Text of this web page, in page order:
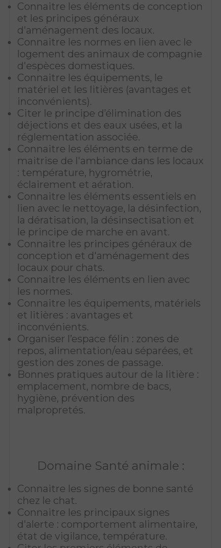
Connaitre les éléments de conception
et les principes généraux
d'aménagement des locaux.
Connaitre les normes en lien avec le
logement des animaux de compagnie
d'espèces domestiques.
Connaitre les équipements, le
matériel et les litières (avantages et
inconvénients).
Citer le principe d’élimination des
déjections et des eaux usées, et la
réglementation associée.
Connaitre les éléments en terme de
maitrise de l'ambiance dans les locaux
: température, hygrométrie,
éclairement et aération.
Connaitre les éléments essentiels en
lien avec le nettoyage, la désinfection,
la dératisation, la désinsectisation et
le principe de marche en avant.
Connaitre les principes généraux de
conception et d'aménagement des
locaux pour chats.
Connaitre les éléments en lien avec
les normes.
Connaitre les équipements, matériels
et litières : avantages et
inconvénients.
Organiser l’espace félin : zones de
repos, alimentation/eau séparées, et
gestion des zones de passage.
Bonnes pratiques autour de la litière :
emplacement, nombre de bacs,
hygiène, prévention des
malpropretés.
Domaine Santé animale :
Connaitre les signes de bonne santé
chez le chat.
Connaitre les principaux signes
d'alerte : comportement alimentaire,
état de vigilance, température.